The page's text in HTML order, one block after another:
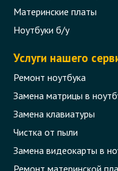
Материнские платы
Ноутбуки б/у
Услуги нашего
Ремонт ноутбука
Замена матрицы в
Замена клавиатуры
Чистка от пыли
Замена видеокарты в
Ремонт материнской